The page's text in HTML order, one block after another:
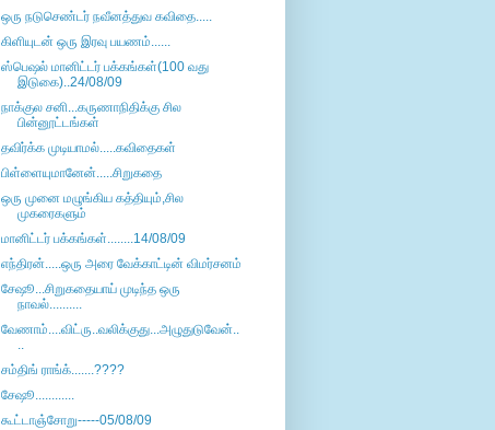
ஒரு நடுசெண்டர் நவீனத்துவ கவிதை.....
கிளியுடன் ஒரு இரவு பயணம்......
ஸ்பெஷல் மானிட்டர் பக்கங்கள்(100 வது
இடுகை)..24/08/09
நாக்குல சனி...கருணாநிதிக்கு சில
பின்னூட்டங்கள்
தவிர்க்க முடியாமல்.....கவிதைகள்
பிள்ளையுமானேன்.....சிறுகதை
ஒரு முனை மழுங்கிய கத்தியும்,சில
முகரைகளும்
மானிட்டர் பக்கங்கள்........14/08/09
எந்திரன்.....ஒரு அரை வேக்காட்டின் விமர்சனம்
சேஷூ...சிறுகதையாய் முடிந்த ஒரு
நாவல்..........
வேணாம்....விட்ரு..வலிக்குது...அழுதுடுவேன்..
..
சம்திங் ராங்க்.......????
சேஷூ............
கூட்டாஞ்சோறு-----05/08/09